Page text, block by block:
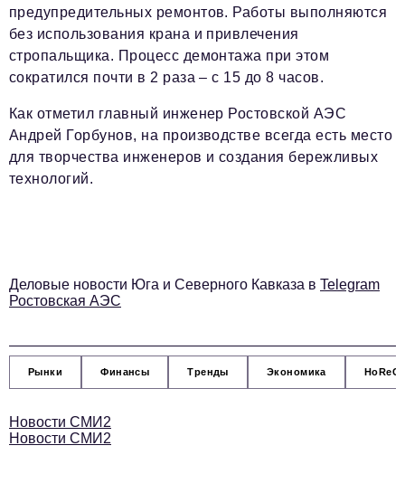
Электронные почты редакции:
Информационный отдел
info@business-magazine.online
reklama@business-magazine.online
Отдел распространения/редакционная подписка
podpiska@business-magazine.online
предупредительных ремонтов. Работы выполняются
без использования крана и привлечения
стропальщика. Процесс демонтажа при этом
сократился почти в 2 раза – с 15 до 8 часов.
Как отметил главный инженер Ростовской АЭС
Андрей Горбунов, на производстве всегда есть место
для творчества инженеров и создания бережливых
технологий.
Деловые новости Юга и Северного Кавказа в Telegram
Ростовская АЭС
Рынки Финансы Тренды Экономика HoReCa
Новости СМИ2
Новости СМИ2